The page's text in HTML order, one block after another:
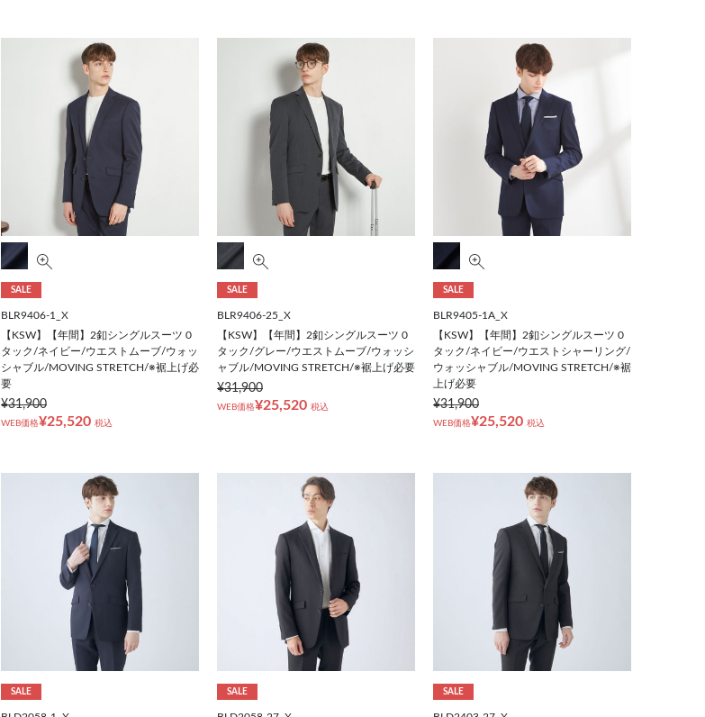
SALE
BLR9406-1_X
【KSW】【年間】2釦シングルスーツ 0
タック/ネイビー/ウエストムーブ/ウォッ
シャブル/MOVING STRETCH/※裾上げ必
要
¥31,900
WEB価格¥25,520 税込
SALE
BLR9406-25_X
【KSW】【年間】2釦シングルスーツ 0
タック/グレー/ウエストムーブ/ウォッシ
ャブル/MOVING STRETCH/※裾上げ必要
¥31,900
WEB価格¥25,520 税込
SALE
BLR9405-1A_X
【KSW】【年間】2釦シングルスーツ 0
タック/ネイビー/ウエストシャーリング/
ウォッシャブル/MOVING STRETCH/※裾
上げ必要
¥31,900
WEB価格¥25,520 税込
SALE SALE SALE